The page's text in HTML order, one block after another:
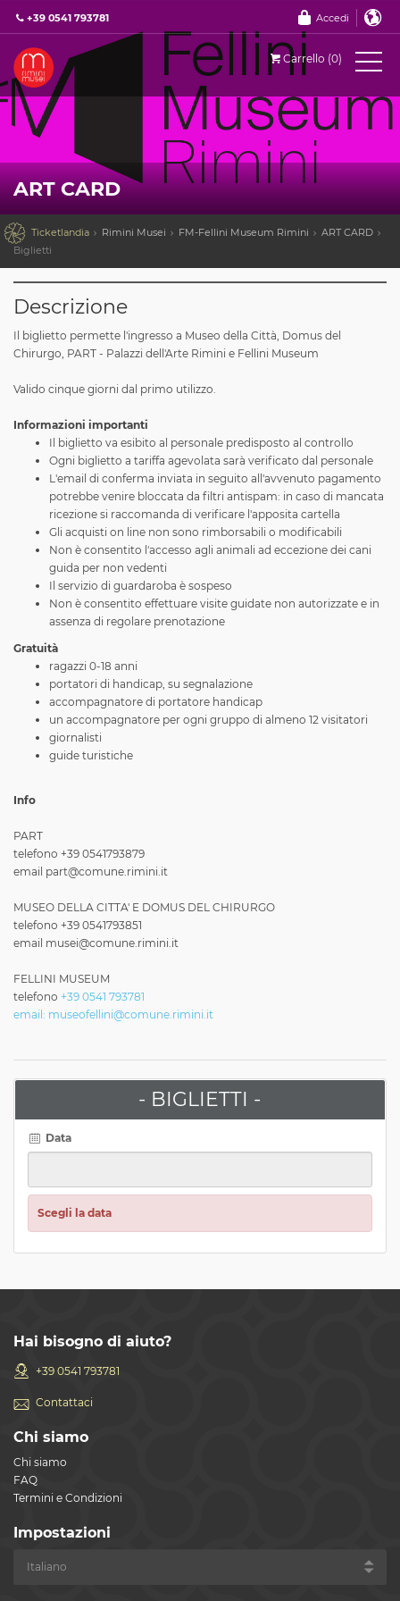
+39 0541 793781 Accedi
Carrello (0)
ART CARD
 Ticketlandia Rimini Musei FM-Fellini Museum Rimini
ART CARD
Biglietti
Descrizione
Il biglietto permette l'ingresso a Museo della Città, Domus del
Chirurgo, PART - Palazzi dell'Arte Rimini e Fellini Museum
Valido cinque giorni dal primo utilizzo.
Informazioni importanti
Il biglietto va esibito al personale predisposto al controllo
Ogni biglietto a tariffa agevolata sarà verificato dal personale
L'email di conferma inviata in seguito all'avvenuto pagamento
potrebbe venire bloccata da filtri antispam: in caso di mancata
ricezione si raccomanda di verificare l'apposita cartella
Gli acquisti on line non sono rimborsabili o modificabili
Non è consentito l'accesso agli animali ad eccezione dei cani
guida per non vedenti
Il servizio di guardaroba è sospeso
Non è consentito effettuare visite guidate non autorizzate e in
assenza di regolare prenotazione
Gratuità
ragazzi 0-18 anni
portatori di handicap, su segnalazione
accompagnatore di portatore handicap
un accompagnatore per ogni gruppo di almeno 12 visitatori
giornalisti
guide turistiche
Info
PART
telefono +39 0541793879
email part@comune.rimini.it
MUSEO DELLA CITTA' E DOMUS DEL CHIRURGO
telefono +39 0541793851
email musei@comune.rimini.it
FELLINI MUSEUM
telefono +39 0541 793781
email: museofellini@comune.rimini.it
- BIGLIETTI -
Data
Scegli la data
Hai bisogno di aiuto?
+39 0541 793781
Contattaci
Chi siamo
Chi siamo
FAQ
Termini e Condizioni
Impostazioni